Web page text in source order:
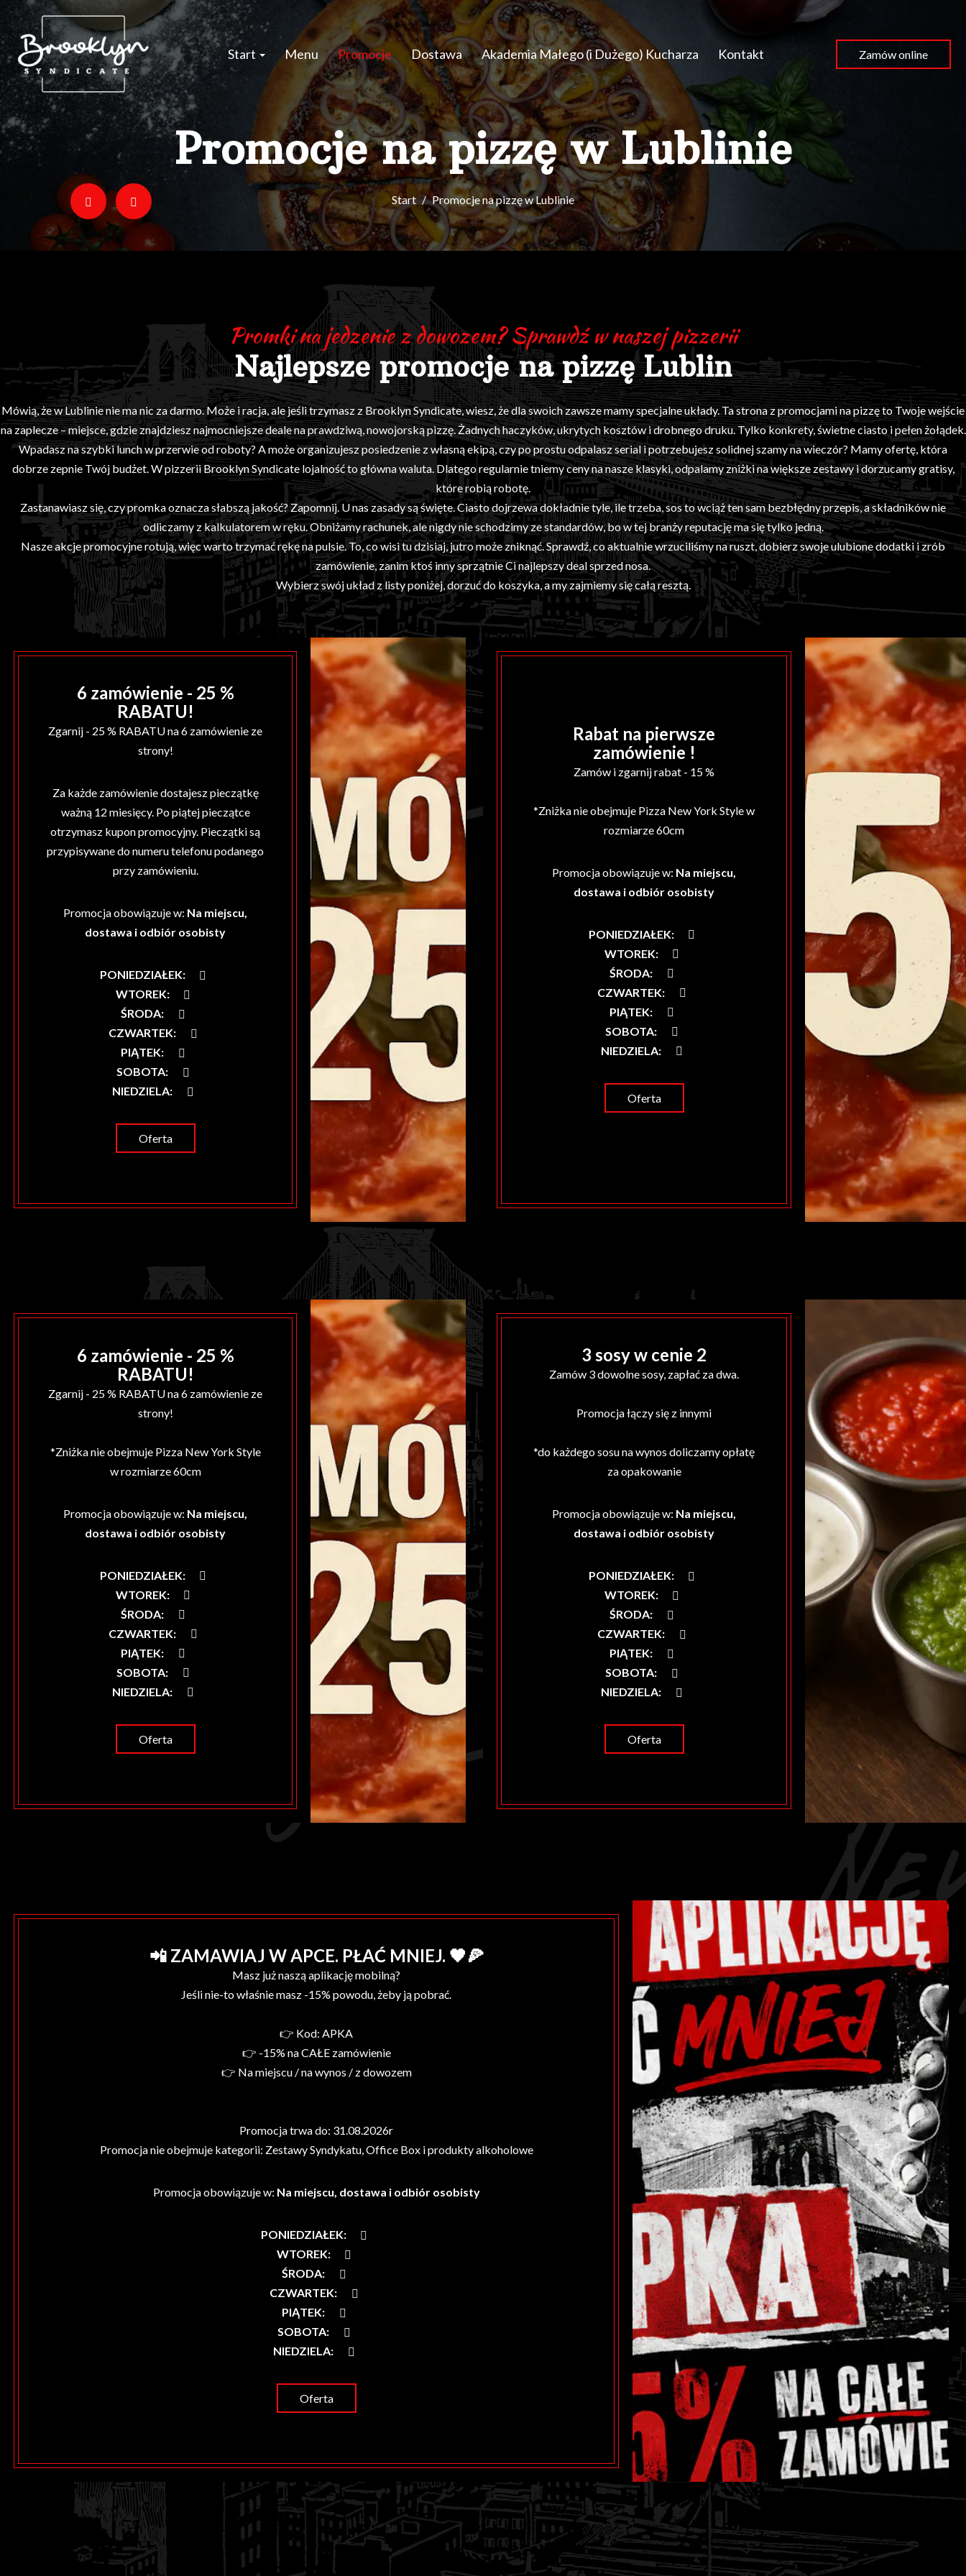
Start Menu Promocje Dostawa Akademia Małego (i Dużego) Kucharza Kontakt Zamów online
Promocje na pizzę w Lublinie
Start Promocje na pizzę w Lublinie
Promki na jedzenie z dowozem? Sprawdź w naszej pizzerii
Najlepsze promocje na pizzę Lublin
Mówią, że w Lublinie nie ma nic za darmo. Może i racja, ale jeśli trzymasz z Brooklyn Syndicate, wiesz, że dla swoich zawsze mamy specjalne układy. Ta strona z promocjami na pizzę to Twoje wejście
na zaplecze – miejsce, gdzie znajdziesz najmocniejsze deale na prawdziwą, nowojorską pizzę. Żadnych haczyków, ukrytych kosztów i drobnego druku. Tylko konkrety, świetne ciasto i pełen żołądek.
Wpadasz na szybki lunch w przerwie od roboty? A może organizujesz posiedzenie z własną ekipą, czy po prostu odpalasz serial i potrzebujesz solidnej szamy na wieczór? Mamy ofertę, która
dobrze zepnie Twój budżet. W pizzerii Brooklyn Syndicate lojalność to główna waluta. Dlatego regularnie tniemy ceny na nasze klasyki, odpalamy zniżki na większe zestawy i dorzucamy gratisy,
które robią robotę.
Zastanawiasz się, czy promka oznacza słabszą jakość? Zapomnij. U nas zasady są święte. Ciasto dojrzewa dokładnie tyle, ile trzeba, sos to wciąż ten sam bezbłędny przepis, a składników nie
odliczamy z kalkulatorem w ręku. Obniżamy rachunek, ale nigdy nie schodzimy ze standardów, bo w tej branży reputację ma się tylko jedną.
Nasze akcje promocyjne rotują, więc warto trzymać rękę na pulsie. To, co wisi tu dzisiaj, jutro może zniknąć. Sprawdź, co aktualnie wrzuciliśmy na ruszt, dobierz swoje ulubione dodatki i zrób
zamówienie, zanim ktoś inny sprzątnie Ci najlepszy deal sprzed nosa.
Wybierz swój układ z listy poniżej, dorzuć do koszyka, a my zajmiemy się całą resztą.
6 zamówienie - 25 %
RABATU!
Zgarnij - 25 % RABATU na 6 zamówienie ze
strony!
Za każde zamówienie dostajesz pieczątkę
ważną 12 miesięcy. Po piątej pieczątce
otrzymasz kupon promocyjny. Pieczątki są
przypisywane do numeru telefonu podanego
przy zamówieniu.
Promocja obowiązuje w: Na miejscu,
dostawa i odbiór osobisty
PONIEDZIAŁEK:
WTOREK:
ŚRODA:
CZWARTEK:
PIĄTEK:
SOBOTA:
NIEDZIELA:
Oferta
Rabat na pierwsze
zamówienie !
Zamów i zgarnij rabat - 15 %
*Zniżka nie obejmuje Pizza New York Style w
rozmiarze 60cm
Promocja obowiązuje w: Na miejscu,
dostawa i odbiór osobisty
PONIEDZIAŁEK:
WTOREK:
ŚRODA:
CZWARTEK:
PIĄTEK:
SOBOTA:
NIEDZIELA:
Oferta
6 zamówienie - 25 %
RABATU!
Zgarnij - 25 % RABATU na 6 zamówienie ze
strony!
*Zniżka nie obejmuje Pizza New York Style
w rozmiarze 60cm
Promocja obowiązuje w: Na miejscu,
dostawa i odbiór osobisty
PONIEDZIAŁEK:
WTOREK:
ŚRODA:
CZWARTEK:
PIĄTEK:
SOBOTA:
NIEDZIELA:
Oferta
3 sosy w cenie 2
Zamów 3 dowolne sosy, zapłać za dwa.
Promocja łączy się z innymi
*do każdego sosu na wynos doliczamy opłatę
za opakowanie
Promocja obowiązuje w: Na miejscu,
dostawa i odbiór osobisty
PONIEDZIAŁEK:
WTOREK:
ŚRODA:
CZWARTEK:
PIĄTEK:
SOBOTA:
NIEDZIELA:
Oferta
📲 ZAMAWIAJ W APCE. PŁAĆ MNIEJ. 🖤🍕
Masz już naszą aplikację mobilną?
Jeśli nie-to właśnie masz -15% powodu, żeby ją pobrać.
👉 Kod: APKA
👉 -15% na CAŁE zamówienie
👉 Na miejscu / na wynos / z dowozem
Promocja trwa do: 31.08.2026r
Promocja nie obejmuje kategorii: Zestawy Syndykatu, Office Box i produkty alkoholowe
Promocja obowiązuje w: Na miejscu, dostawa i odbiór osobisty
PONIEDZIAŁEK:
WTOREK:
ŚRODA:
CZWARTEK:
PIĄTEK:
SOBOTA:
NIEDZIELA:
Oferta